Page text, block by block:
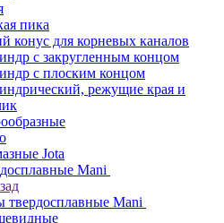
пика
конус для корневых каналов
с закругленным концом
с плоским концом
режущие края и
Jota
Mani
твердосплавные Mani